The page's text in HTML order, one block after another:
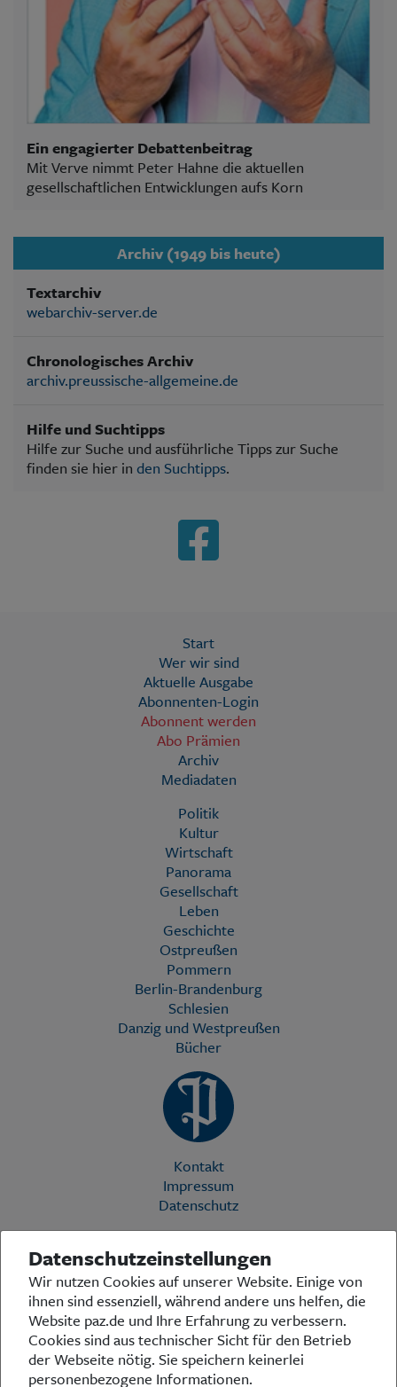
Ein engagierter Debattenbeitrag
Mit Verve nimmt Peter Hahne die aktuellen
gesellschaftlichen Entwicklungen aufs Korn
Archiv (1949 bis heute)
Textarchiv
webarchiv-server.de
Chronologisches Archiv
archiv.preussische-allgemeine.de
Hilfe und Suchtipps
Hilfe zur Suche und ausführliche Tipps zur Suche
finden sie hier in den Suchtipps.
Start
Wer wir sind
Aktuelle Ausgabe
Abonnenten-Login
Abonnent werden
Abo Prämien
Archiv
Mediadaten
Politik
Kultur
Wirtschaft
Panorama
Gesellschaft
Leben
Geschichte
Ostpreußen
Pommern
Berlin-Brandenburg
Schlesien
Danzig und Westpreußen
Bücher
Kontakt
Impressum
Datenschutz
Die Preußische Allgemeine Zeitung (PAZ) ist eine einzigartige Stimme
in der deutschen Medienlandschaft. Woche für Woche berichtet sie
über das aktuelle Zeitgeschehen in Politik, Kultur und Wirtschaft und
bezieht zu den grundlegenden Entwicklungen unserer Gesellschaft
Stellung. In ihrer Arbeit fühlt sich die Redaktion dem traditionellen
preußischen Wertekanon verpflichtet: Das alte Preußen stand und
steht für religiöse und weltanschauliche Toleranz, für Heimatliebe
Datenschutzeinstellungen
Wir nutzen Cookies auf unserer Website. Einige von
ihnen sind essenziell, während andere uns helfen, die
Website paz.de und Ihre Erfahrung zu verbessern.
Cookies sind aus technischer Sicht für den Betrieb
der Webseite nötig. Sie speichern keinerlei
personenbezogene Informationen.